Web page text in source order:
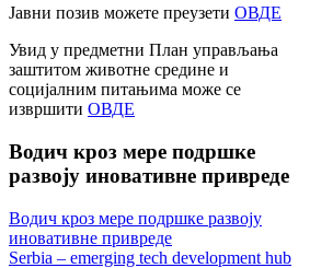
Јавни позив можете преузети ОВДЕ
Увид у предметни План управљања
заштитом животне средине и
социјалним питањима може се
извршити ОВДЕ
Водич кроз мере подршке
развоју иновативне привреде
Водич кроз мере подршке развоју
иновативне привреде
Serbia – emerging tech development hub